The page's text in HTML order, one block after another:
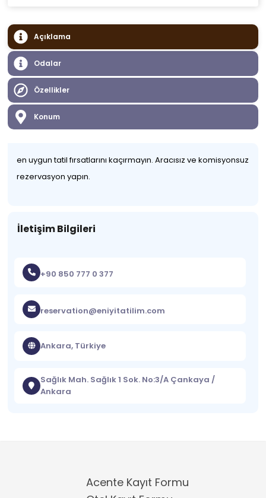
Açıklama
Odalar
Özellikler
Konum
en uygun tatil fırsatlarını kaçırmayın. Aracısız ve komisyonsuz
rezervasyon yapın.
İletişim Bilgileri
+90 850 777 0 377
reservation@eniyitatilim.com
Ankara, Türkiye
Sağlık Mah. Sağlık 1 Sok. No:3/A Çankaya /
Ankara
Acente Kayıt Formu